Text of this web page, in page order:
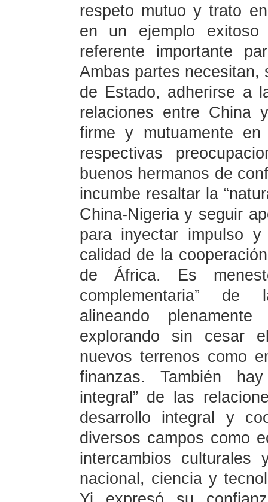
respeto mutuo y trato
en un ejemplo
referente importante
Ambas partes necesitan,
de Estado, adherirse a
relaciones entre China
firme y mutuamente
respectivas
buenos hermanos de
incumbe resaltar la
China-Nigeria y seguir
para inyectar impulso
calidad de la
de África. Es
complementaria” de
alineando
explorando sin cesar
nuevos terrenos como
finanzas. También
integral” de las
desarrollo integral y
diversos campos como
intercambios
nacional, ciencia y